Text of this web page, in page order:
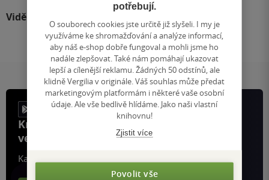
Viděli jste
Knihy, recenze a klubové výhody
ve vaší kapse a naší appce KDčko
Každý měsíc společně přečteme tisíce knih
potřebují.
O souborech cookies jste určitě již slyšeli. I my je
využíváme ke shromažďování a analýze informací,
aby náš e-shop dobře fungoval a mohli jsme ho
nadále zlepšovat. Také nám pomáhají ukazovat
lepší a cílenější reklamu. Žádných 50 odstínů, ale
klidně Vergilia v originále. Váš souhlas může předat
marketingovým platformám i některé vaše osobní
údaje. Ale vše bedlivě hlídáme. Jako naši vlastní
knihovnu!
Zjistit více
Povolit vše